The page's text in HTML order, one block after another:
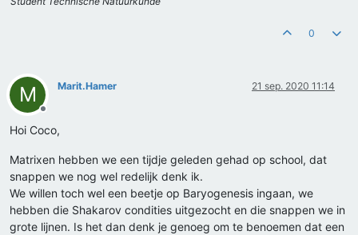
0
M
Offline
Marit.Hamer 21 sep. 2020 11:14
Hoi Coco,
Matrixen hebben we een tijdje geleden gehad op school, dat
snappen we nog wel redelijk denk ik.
We willen toch wel een beetje op Baryogenesis ingaan, we
hebben die Shakarov condities uitgezocht en die snappen we in
grote lijnen. Is het dan denk je genoeg om te benoemen dat een